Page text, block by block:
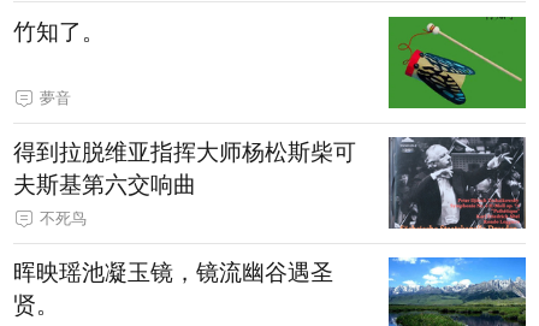
竹知了。
夢音
得到拉脱维亚指挥大师杨松斯柴可
夫斯基第六交响曲
不死鸟
晖映瑶池凝玉镜，镜流幽谷遇圣
贤。